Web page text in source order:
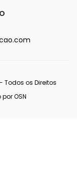
os Direitos
porOSN